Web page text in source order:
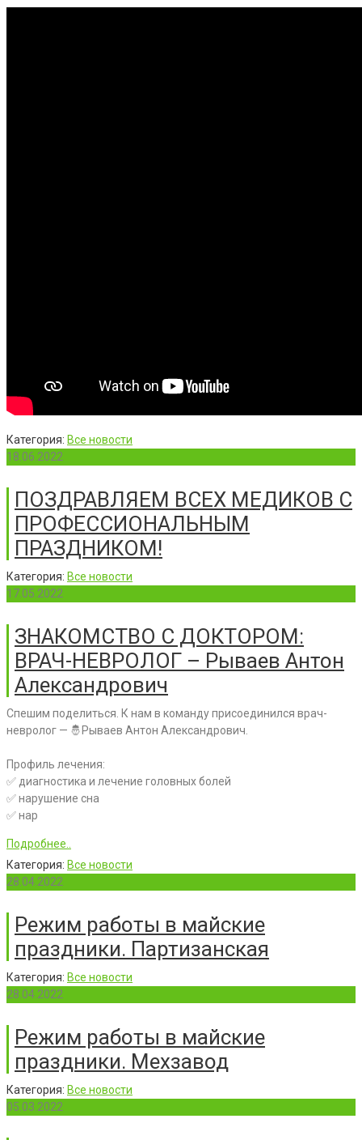
Категория: Все новости
18.06.2022
ПОЗДРАВЛЯЕМ ВСЕХ МЕДИКОВ С
ПРОФЕССИОНАЛЬНЫМ
ПРАЗДНИКОМ!
Категория: Все новости
17.05.2022
ЗНАКОМСТВО С ДОКТОРОМ:
ВРАЧ-НЕВРОЛОГ – Рываев Антон
Александрович
Спешим поделиться. К нам в команду присоединился врач-
невролог — 🤴Рываев Антон Александрович.
Профиль лечения:
✅ диагностика и лечение головных болей
✅ нарушение сна
✅ нар
Подробнее..
Категория: Все новости
28.04.2022
Режим работы в майские
праздники. Партизанская
Категория: Все новости
28.04.2022
Режим работы в майские
праздники. Мехзавод
Категория: Все новости
05.03.2022